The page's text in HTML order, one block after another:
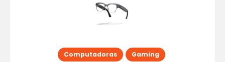
Computadoras Gaming